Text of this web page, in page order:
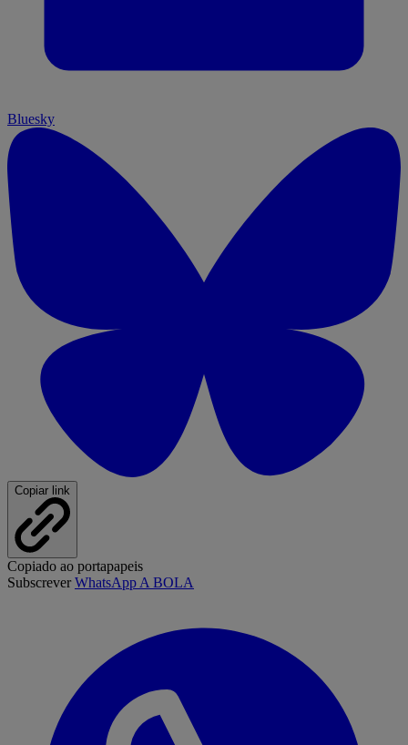
Bluesky
Copiar link
Copiado ao portapapeis
SubscreverWhatsApp A BOLA